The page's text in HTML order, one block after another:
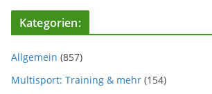
Kategorien:
Allgemein (857)
Multisport: Training & mehr (154)